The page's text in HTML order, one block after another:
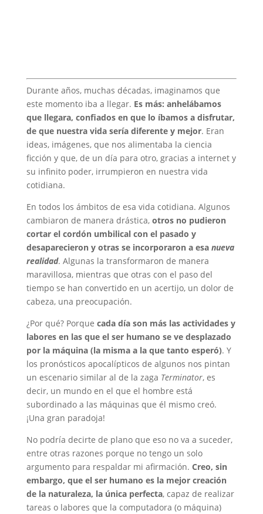
Durante años, muchas décadas, imaginamos que
este momento iba a llegar. Es más: anhelábamos
que llegara, confiados en que lo íbamos a disfrutar,
de que nuestra vida sería diferente y mejor. Eran
ideas, imágenes, que nos alimentaba la ciencia
ficción y que, de un día para otro, gracias a internet y
su infinito poder, irrumpieron en nuestra vida
cotidiana.
En todos los ámbitos de esa vida cotidiana. Algunos
cambiaron de manera drástica, otros no pudieron
cortar el cordón umbilical con el pasado y
desaparecieron y otras se incorporaron a esa nueva
realidad. Algunas la transformaron de manera
maravillosa, mientras que otras con el paso del
tiempo se han convertido en un acertijo, un dolor de
cabeza, una preocupación.
¿Por qué? Porque cada día son más las actividades y
labores en las que el ser humano se ve desplazado
por la máquina (la misma a la que tanto esperó). Y
los pronósticos apocalípticos de algunos nos pintan
un escenario similar al de la zaga Terminator, es
decir, un mundo en el que el hombre está
subordinado a las máquinas que él mismo creó.
¡Una gran paradoja!
No podría decirte de plano que eso no va a suceder,
entre otras razones porque no tengo un solo
argumento para respaldar mi afirmación. Creo, sin
embargo, que el ser humano es la mejor creación
de la naturaleza, la única perfecta, capaz de realizar
tareas o labores que la computadora (o máquina)